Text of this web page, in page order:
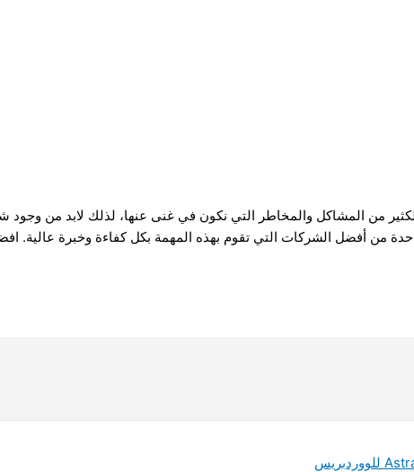
من المشاكل والمخاطر التي نكون في غنى عنها، لذلك لابد من
من أفضل الشركات التي تقوم بهذه المهمة بكل كفاءة وخبرة